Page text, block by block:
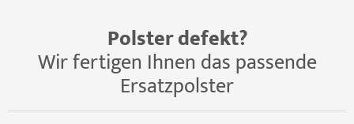
Polster defekt?
Wir fertigen Ihnen das passende
Ersatzpolster